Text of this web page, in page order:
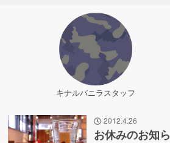
キナルバニラスタッフ
2012.4.26
お休みのお知ら